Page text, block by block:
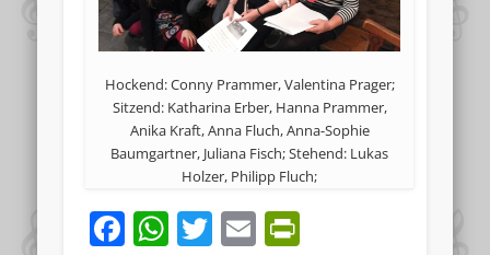
Hockend: Conny Prammer, Valentina Prager;
Sitzend: Katharina Erber, Hanna Prammer,
Anika Kraft, Anna Fluch, Anna-Sophie
Baumgartner, Juliana Fisch; Stehend: Lukas
Holzer, Philipp Fluch;
Facebook
WhatsApp
Twitter
Email